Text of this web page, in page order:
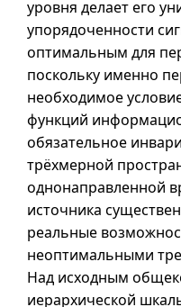
уровня делает его
упорядоченности
оптимальным для
поскольку именно
необходимое
функций
обязательное
трёхмерной
однонаправленной
источника
реальные
неоптимальными
Над исходным
иерархической